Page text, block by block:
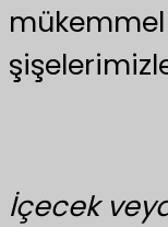
İçecek